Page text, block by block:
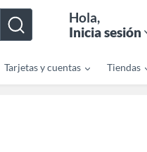
Hola,
Inicia sesión
Tarjetas y cuentas Tiendas